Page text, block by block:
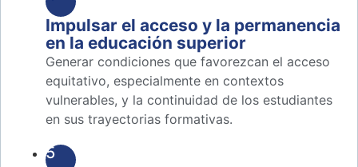
Impulsar el acceso y la permanencia
en la educación superior
Generar condiciones que favorezcan el acceso
equitativo, especialmente en contextos
vulnerables, y la continuidad de los estudiantes
en sus trayectorias formativas.
5